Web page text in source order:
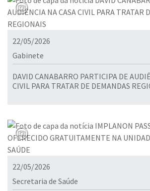
22/05/2026
Gabinete
DAVID CANABARRO PARTICIPA DE
CIVIL PARA TRATAR DE DEMANDAS
22/05/2026
Secretaria de Saúde